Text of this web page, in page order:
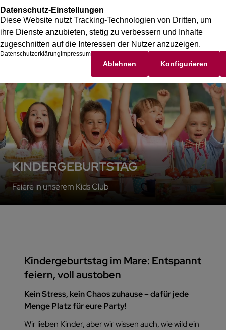
KINDERGEBURTSTAG
Feiere in unserem Kids Club
Kindergeburtstag im Mare: Entspannt
feiern, voll austoben
Kein Stress, kein Chaos zuhause – dafür jede
Menge Platz für eure Party!
Wir lieben Kinder, aber wir wissen auch, wie wild ein